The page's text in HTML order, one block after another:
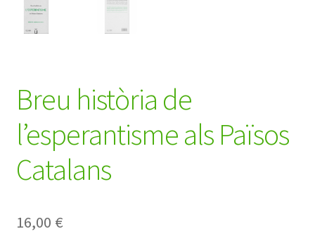
Breu història de
l’esperantisme als Països
Catalans
16,00 €